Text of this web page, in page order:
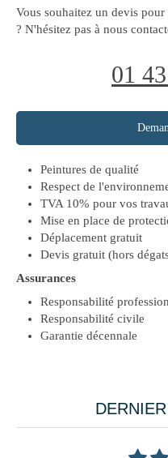
Vous souhaitez un devis pour
? N'hésitez pas à nous
01
Peintures de qualité
Respect de
TVA 10% pour vos
Mise en place de
Déplacement gratuit
Devis gratuit (hors
Assurances
Responsabilité
Responsabilité civile
Garantie décennale